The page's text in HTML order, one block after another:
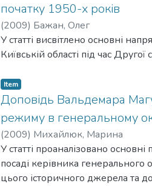
початку 1950-х років
(2009) Бажан, Олег
У статті висвітлено основні
Київській області під час Другої
Item
Доповідь Вальдемара
режиму в генеральному
(2009) Михайлюк, Марина
У статті проаналізовано
посаді керівника генерального
цього історичного джерела та